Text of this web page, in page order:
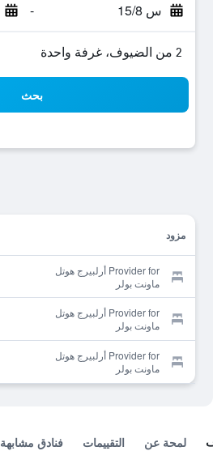
س 15/8 -
2 من الضيوف، غرفة واحدة
بحث
مزود
Provider for أرلبيرج هوتل
ماونت بولر
Provider for أرلبيرج هوتل
ماونت بولر
Provider for أرلبيرج هوتل
ماونت بولر
لمحة عن التقييمات فنادق مشابهة